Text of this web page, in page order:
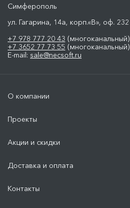
Симферополь
ул. Гагарина, 14а, корп.«В», оф. 232
+7 978 777 20 43 (многоканальный)
+7 3652 77 73 55 (многоканальный)
E-mail: sale@necsoft.ru
О компании
Проекты
Акции и скидки
Доставка и оплата
Контакты